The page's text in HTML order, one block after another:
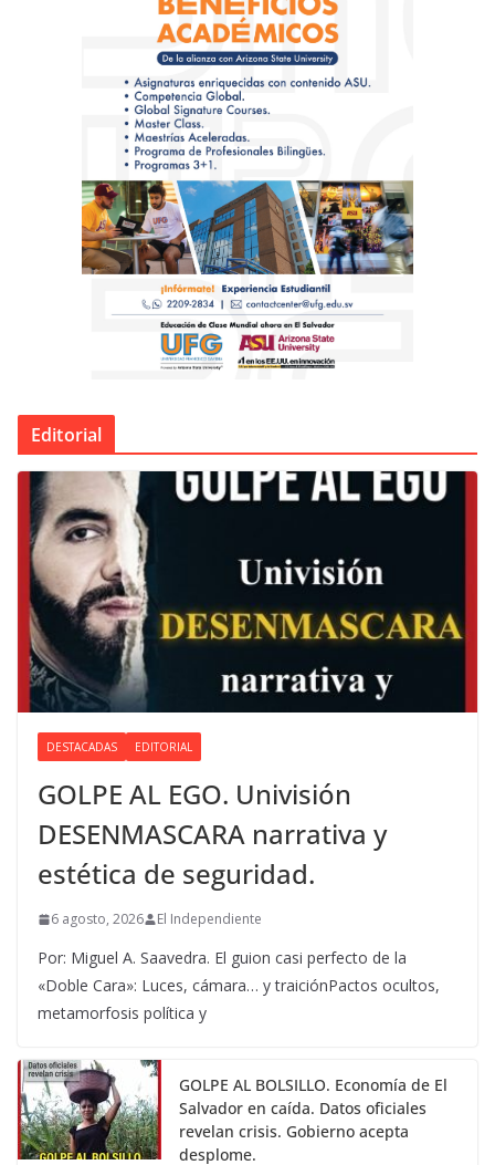
Editorial
DESTACADAS EDITORIAL
GOLPE AL EGO. Univisión
DESENMASCARA narrativa y
estética de seguridad.
6 agosto, 2026 El Independiente
Por: Miguel A. Saavedra. El guion casi perfecto de la
«Doble Cara»: Luces, cámara… y traiciónPactos ocultos,
metamorfosis política y
GOLPE AL BOLSILLO. Economía de El
Salvador en caída. Datos oficiales
revelan crisis. Gobierno acepta
desplome.